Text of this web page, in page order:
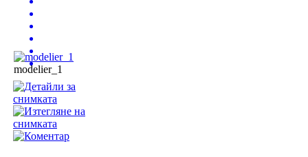
modelier_1